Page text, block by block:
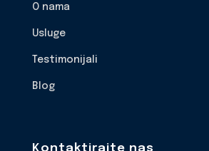
O nama
Usluge
Testimonijali
Blog